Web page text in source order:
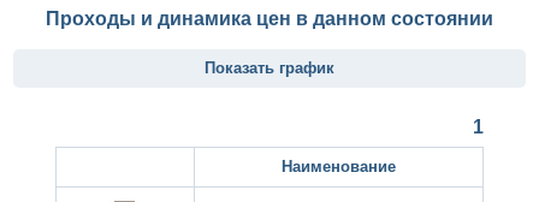
Проходы и динамика цен в данном состоянии
Показать график
1
Наименование